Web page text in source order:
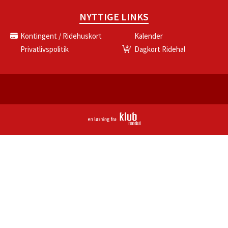
NYTTIGE LINKS
Kontingent / Ridehuskort
Kalender
Privatlivspolitik
Dagkort Ridehal